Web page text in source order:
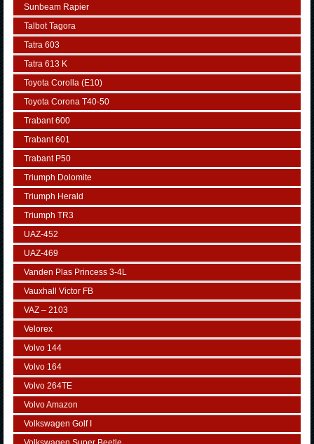
Sunbeam Rapier
Talbot Tagora
Tatra 603
Tatra 613 K
Toyota Corolla (E10)
Toyota Corona T40-50
Trabant 600
Trabant 601
Trabant P50
Triumph Dolomite
Triumph Herald
Triumph TR3
UAZ-452
UAZ-469
Vanden Plas Princess 3-4L
Vauxhall Victor FB
VAZ – 2103
Velorex
Volvo 144
Volvo 164
Volvo 264TE
Volvo Amazon
Volkswagen Golf I